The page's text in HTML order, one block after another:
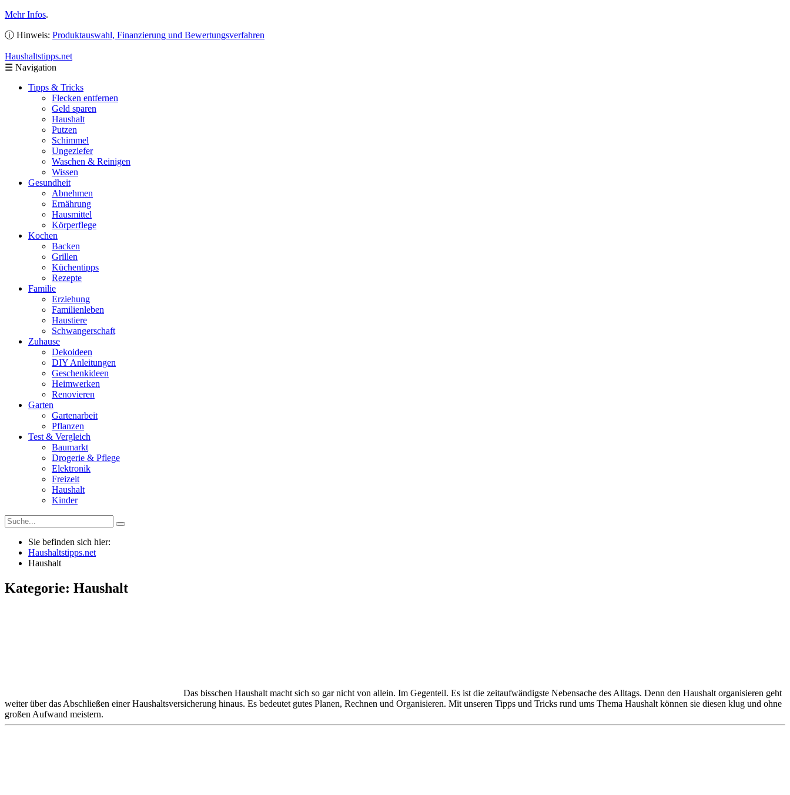
Mehr Infos.
ⓘ Hinweis: Produktauswahl, Finanzierung und Bewertungsverfahren
Haushaltstipps.net
☰ Navigation
Tipps & Tricks
Flecken entfernen
Geld sparen
Haushalt
Putzen
Schimmel
Ungeziefer
Waschen & Reinigen
Wissen
Gesundheit
Abnehmen
Ernährung
Hausmittel
Körperflege
Kochen
Backen
Grillen
Küchentipps
Rezepte
Familie
Erziehung
Familienleben
Haustiere
Schwangerschaft
Zuhause
Dekoideen
DIY Anleitungen
Geschenkideen
Heimwerken
Renovieren
Garten
Gartenarbeit
Pflanzen
Test & Vergleich
Baumarkt
Drogerie & Pflege
Elektronik
Freizeit
Haushalt
Kinder
Sie befinden sich hier:
Haushaltstipps.net
Haushalt
Kategorie: Haushalt
Das bisschen Haushalt macht sich so gar nicht von allein. Im Gegenteil. Es ist die zeitaufwändigste Nebensache des Alltags. Denn den Haushalt organisieren geht
weiter über das Abschließen einer Haushaltsversicherung hinaus. Es bedeutet gutes Planen, Rechnen und Organisieren. Mit unseren Tipps und Tricks rund ums Thema Haushalt können sie diesen klug und ohne
großen Aufwand meistern.